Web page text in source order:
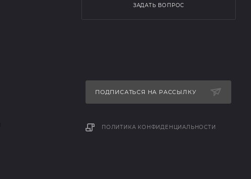
ЗАДАТЬ ВОПРОС
ПОДПИСАТЬСЯ НА РАССЫЛКУ
ПОЛИТИКА КОНФИДЕНЦИАЛЬНОСТИ